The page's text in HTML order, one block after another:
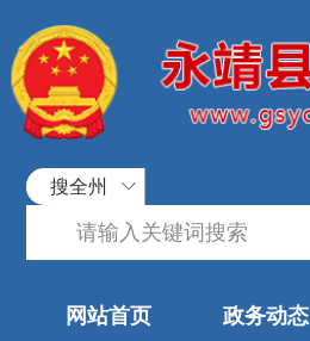
搜全州
网站首页 政务动态